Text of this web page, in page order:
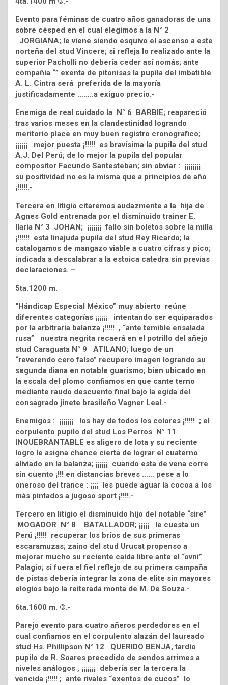
Evento para féminas de cuatro años ganadoras de una
sobre césped en el cual elegimos a la N° 2
JORGIANA; le viene siendo esquivo el ascenso a este
norteña del stud Vincere; si refleja lo realizado ante la
superior Pacholli no debería ceder así nomás; ante
compañía “” exenta de pitonisas la pupila del imbatible
A. L. Cintra será preferida de la mayoría
justificadamente ……..a exiguo precio.-
Enemiga de real cuidado la N° 6 BARBIE; reapareció
tras varios meses en la clandestinidad logrando
meritorio place en muy buen registro cronografico;
¡¡¡¡¡¡ mejor puesta ¡!!!!! es bravísima la pupila del stud
A.J. Del Perú; de lo mejor la pupila del popular
compositor Facundo Santesteban; sin obviar : ¡¡¡¡¡¡¡¡
su positividad no es la misma que a principios de año
¡!!!!!.-
Tercera en litigio citaremos audazmente a la hija de
Agnes Gold entrenada por el disminuido trainer E.
Ilaria N° 3 JOHAN; ¡¡¡¡¡¡¡ fallo sin boletos sobre la milla
¡!!!!!! esta linajuda pupila del stud Rey Ricardo; la
catalogamos de mangazo viable a cuatro cifras y pico;
indicada a descalabrar a la estoica catedra sin previas
declaraciones. –
5ta.1200 m.
“Hándicap Especial México” muy abierto reúne
diferentes categorías ¡¡¡¡¡¡ intentando ser equiparados
por la arbitraria balanza ¡!!!!! , “ante temible ensalada
rusa” nuestra negrita recaerá en el potrillo del añejo
stud Caraguata N° 9 ATILANO; luego de un
“reverendo cero falso” recupero imagen logrando su
segunda diana en notable guarismo; bien ubicado en
la escala del plomo confiamos en que cante terno
mediante raudo descuento final bajo la egida del
consagrado jinete brasileño Vagner Leal.-
Enemigos : ¡¡¡¡¡¡¡ los hay de todos los colores ¡!!!!! ; el
corpulento pupilo del stud Los Perros N° 11
INQUEBRANTABLE es aligero de lota y su reciente
logro le asigna chance cierta de lograr el cuaterno
aliviado en la balanza; ¡¡¡¡¡¡ cuando esta de vena corre
sin cuento ¡!!! en distancias breves …… pese a lo
oneroso del trance : ¡¡¡¡ les puede aguar la cocoa a los
más pintados a jugoso sport ¡!!!!.-
Tercero en litigio el disminuido hijo del notable “sire”
MOGADOR N° 8 BATALLADOR; ¡¡¡¡¡ le cuesta un
Perú ¡!!!!! recuperar los bríos de sus primeras
escaramuzas; zaino del stud Urucat propenso a
mejorar mucho su reciente caída libre ante el “ovni”
Palagio; si fuera el fiel reflejo de su primera campaña
de pistas debería integrar la zona de elite sin mayores
elogios bajo la reiterada monta de M. De Souza.-
6ta.1600 m. ©.-
Parejo evento para cuatro añeros perdedores en el
cual confiamos en el corpulento alazán del laureado
stud Hs. Phillipson N° 12 QUERIDO BENJA, tardío
pupilo de R. Soares precedido de sendos arrimes a
niveles análogos , ¡¡¡¡¡¡¡ debería ser la tercera la
vencida ¡!!!!! ; ante rivales “exentos de cucos” lo